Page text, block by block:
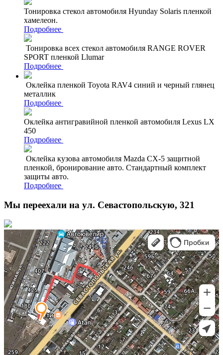
Тонировка стекол автомобиля Hyunday Solaris пленкой
хамелеон.
Подробнее
Тонировка всех стекол автомобиля RANGE ROVER
SPORT пленкой Llumar
Подробнее
Оклейка пленкой Toyota RAV4 синий и черный глянец
металлик
Подробнее
Оклейка антигравийной пленкой автомобиля Lexus LX
450
Подробнее
Оклейка кузова автомобиля Mazda CX-5 защитной
пленкой, бронирование авто. Стандартный комплект
защиты авто.
Подробнее
Мы переехали на ул. Севастопольскую, 321